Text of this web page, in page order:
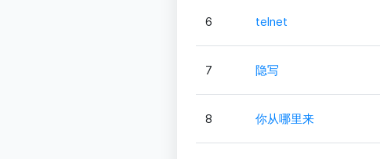
6 telnet
7 隐写
8 你从哪里来